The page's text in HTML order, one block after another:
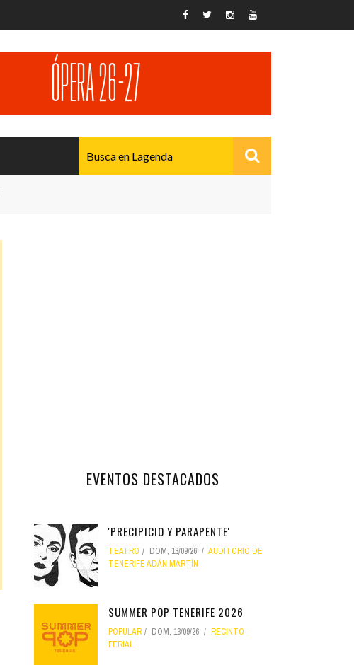
EVENTOS DESTACADOS
'PRECIPICIO Y PARAPENTE'
TEATRO DOM, 13/09/26
AUDITORIO DE
TENERIFE ADÁN MARTÍN
SUMMER POP TENERIFE 2026
POPULAR DOM, 13/09/26
RECINTO
FERIAL